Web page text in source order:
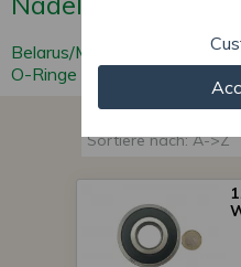
Belarus/MTS Lager,
O-Ringe